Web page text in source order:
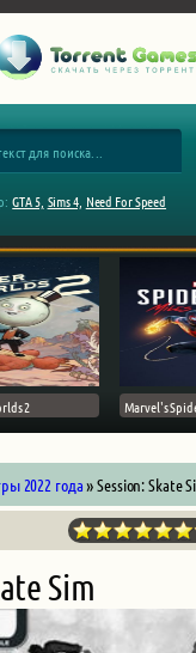
GTA 5, Sims 4, Need For Speed
2 Marvel's
2022 года» Session: Skate
Sim